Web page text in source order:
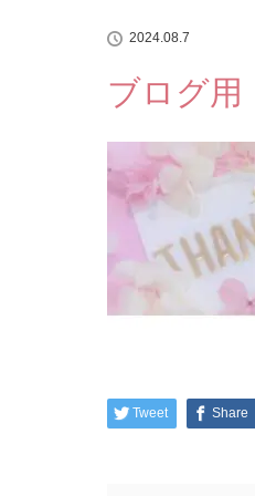
2024.08.7
ブログ用
Tweet Share